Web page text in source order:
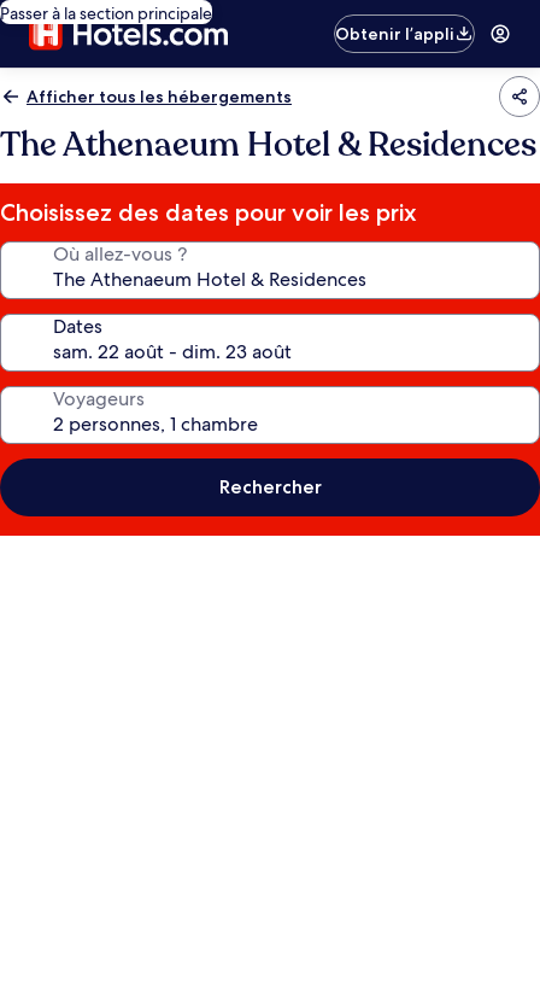
Passer à la section principale
Obtenir l’appli
Afficher tous les hébergements
The Athenaeum Hotel & Residences
Choisissez des dates pour voir les prix
Où allez-vous ?
Dates
Voyageurs
Rechercher